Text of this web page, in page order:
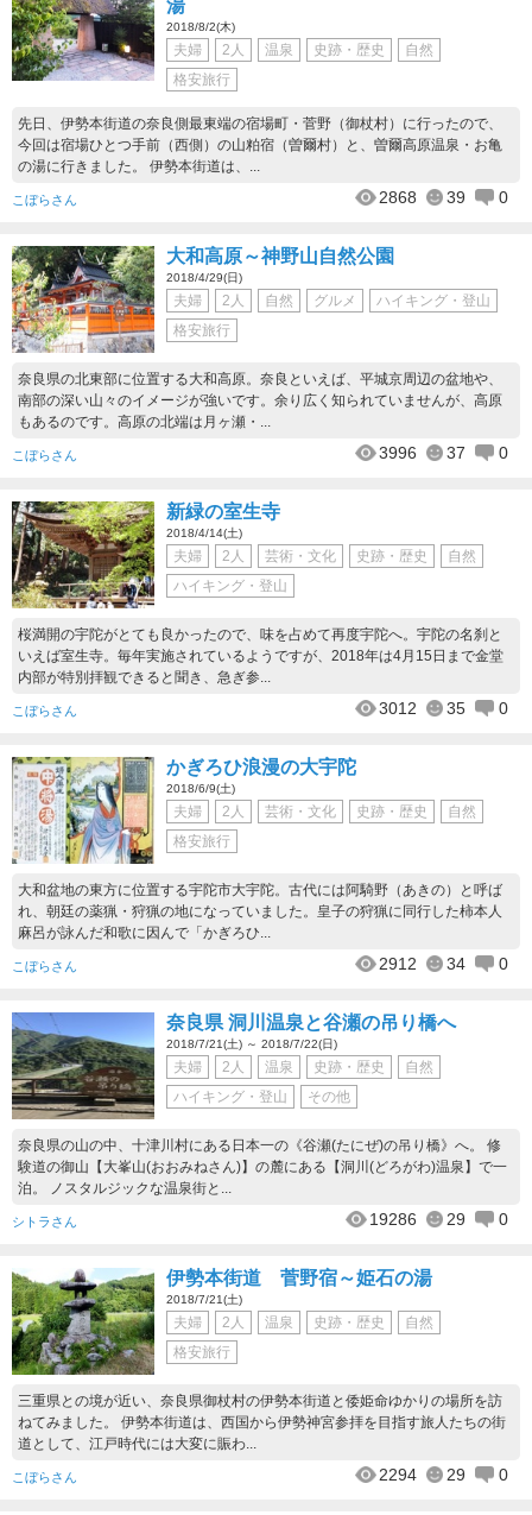
湯
2018/8/2(木)
夫婦 2人 温泉 史跡・歴史
自然
格安旅行
先日、伊勢本街道の奈良側最東端の宿場町・菅野（御杖村）に行ったので、
今回は宿場ひとつ手前（西側）の山粕宿（曽爾村）と、曽爾高原温泉・お亀
の湯に行きました。 伊勢本街道は、...
こぼらさん 2868 39 0
大和高原～神野山自然公園
2018/4/29(日)
夫婦 2人 自然 グルメ
ハイキング・登山
格安旅行
奈良県の北東部に位置する大和高原。奈良といえば、平城京周辺の盆地や、
南部の深い山々のイメージが強いです。余り広く知られていませんが、高原
もあるのです。高原の北端は月ヶ瀬・...
こぼらさん 3996 37 0
新緑の室生寺
2018/4/14(土)
夫婦 2人 芸術・文化 史跡・歴史
自然
ハイキング・登山
桜満開の宇陀がとても良かったので、味を占めて再度宇陀へ。宇陀の名刹と
いえば室生寺。毎年実施されているようですが、2018年は4月15日まで金堂
内部が特別拝観できると聞き、急ぎ参...
こぼらさん 3012 35 0
かぎろひ浪漫の大宇陀
2018/6/9(土)
夫婦 2人 芸術・文化 史跡・歴史
自然
格安旅行
大和盆地の東方に位置する宇陀市大宇陀。古代には阿騎野（あきの）と呼ば
れ、朝廷の薬猟・狩猟の地になっていました。皇子の狩猟に同行した柿本人
麻呂が詠んだ和歌に因んで「かぎろひ...
こぼらさん 2912 34 0
奈良県 洞川温泉と谷瀬の吊り橋へ
2018/7/21(土) ～ 2018/7/22(日)
夫婦 2人 温泉 史跡・歴史
自然
ハイキング・登山
その他
奈良県の山の中、十津川村にある日本一の《谷瀬(たにぜ)の吊り橋》へ。 修
験道の御山【大峯山(おおみねさん)】の麓にある【洞川(どろがわ)温泉】で一
泊。 ノスタルジックな温泉街と...
シトラさん 19286 29 0
伊勢本街道 菅野宿～姫石の湯
2018/7/21(土)
夫婦 2人 温泉 史跡・歴史
自然
格安旅行
三重県との境が近い、奈良県御杖村の伊勢本街道と倭姫命ゆかりの場所を訪
ねてみました。 伊勢本街道は、西国から伊勢神宮参拝を目指す旅人たちの街
道として、江戸時代には大変に賑わ...
こぼらさん 2294 29 0